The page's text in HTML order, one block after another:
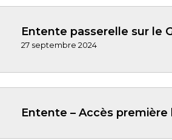
Entente passerelle sur le
27 septembre 2024
Entente – Accès première